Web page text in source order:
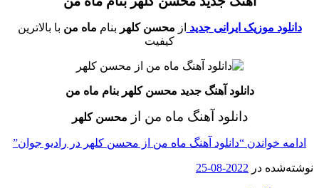
دانلود موزیک ایرانی جدید از محسن کلهر بنام ماه من با بالاترین
کیفیت
دانلود آهنگ جدید محسن کلهر بنام ماه من
دانلود آهنگ ماه من از محسن کلهر
ادامه خواندن “دانلود آهنگ ماه من از محسن کلهر در رادیو جوان”
نوشته‌شده در 2022-08-25